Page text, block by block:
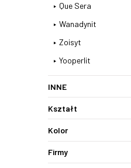
Que Sera
Wanadynit
Zoisyt
Yooperlit
INNE
Kształt
Kolor
Firmy